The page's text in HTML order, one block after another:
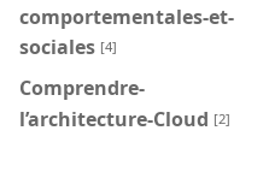
comportementales-et-
sociales [4]
Comprendre-
l’architecture-Cloud [2]